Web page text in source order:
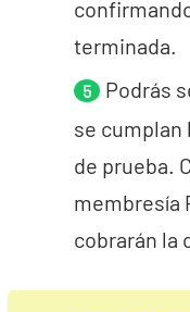
terminada.
Podrás
se cumplan
de prueba.
membresía
cobrarán la